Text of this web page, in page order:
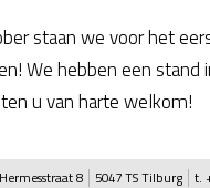
staan we voor het
We hebben een stand
u van harte welkom!
Hermesstraat 8 5047 TS Tilburg
t.